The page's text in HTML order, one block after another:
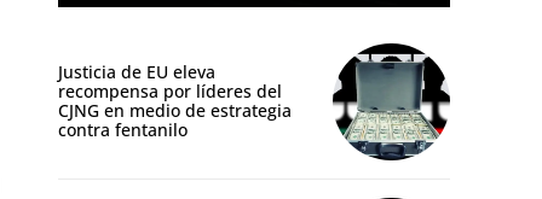
Justicia de EU eleva
recompensa por líderes del
CJNG en medio de estrategia
contra fentanilo